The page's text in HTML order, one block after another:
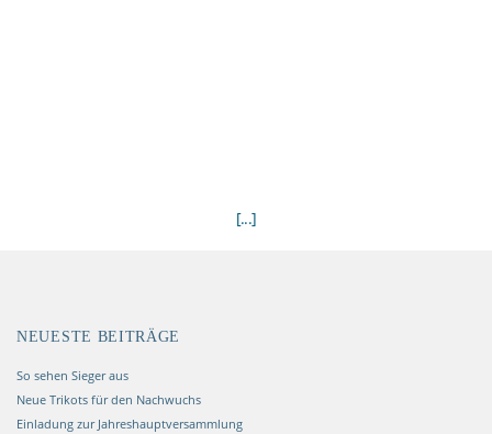
[...]
NEUESTE BEITRÄGE
So sehen Sieger aus
Neue Trikots für den Nachwuchs
Einladung zur Jahreshauptversammlung